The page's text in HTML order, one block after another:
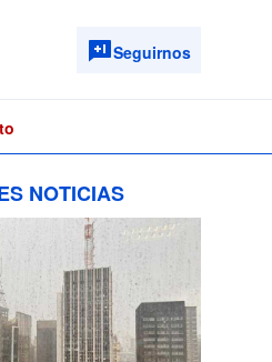
Seguirnos
NOTICIAS